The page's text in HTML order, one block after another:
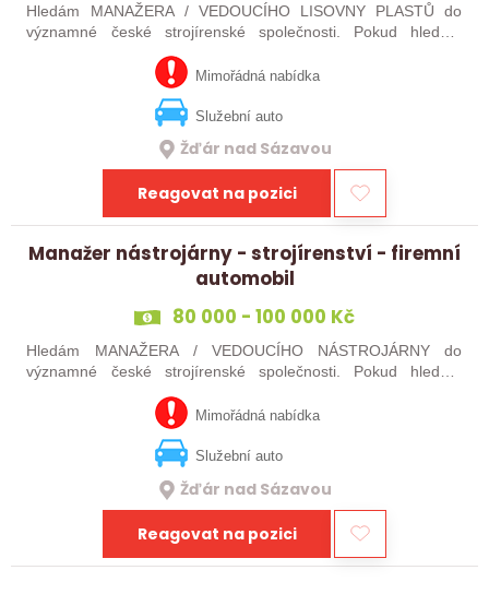
Hledám MANAŽERA / VEDOUCÍHO LISOVNY PLASTŮ do
významné české strojírenské společnosti. Pokud hledáte
novou pracovní výzvu, máte technického i obchodního ducha,
jste silný v komunikaci a máte…Mimořádná nabídka
Služební auto
Žďár nad Sázavou
Reagovat na pozici
Manažer nástrojárny - strojírenství - firemní
automobil
80 000 - 100 000 Kč
Hledám MANAŽERA / VEDOUCÍHO NÁSTROJÁRNY do
významné české strojírenské společnosti. Pokud hledáte
jste silný v komunikaci a máte zkušenosti…
Mimořádná nabídka
Služební auto
Žďár nad Sázavou
Reagovat na pozici